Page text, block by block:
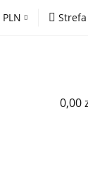
PLN
Dodaj
0,00